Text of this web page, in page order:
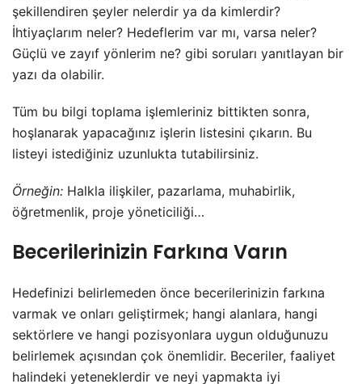
şekillendiren şeyler nelerdir ya da kimlerdir?
İhtiyaçlarım neler? Hedeflerim var mı, varsa neler?
Güçlü ve zayıf yönlerim ne? gibi soruları yanıtlayan bir
yazı da olabilir.
Tüm bu bilgi toplama işlemleriniz bittikten sonra,
hoşlanarak yapacağınız işlerin listesini çıkarın. Bu
listeyi istediğiniz uzunlukta tutabilirsiniz.
Örneğin: Halkla ilişkiler, pazarlama, muhabirlik,
öğretmenlik, proje yöneticiliği…
Becerilerinizin Farkına Varın
Hedefinizi belirlemeden önce becerilerinizin farkına
varmak ve onları geliştirmek; hangi alanlara, hangi
sektörlere ve hangi pozisyonlara uygun olduğunuzu
belirlemek açısından çok önemlidir. Beceriler, faaliyet
halindeki yeteneklerdir ve neyi yapmakta iyi